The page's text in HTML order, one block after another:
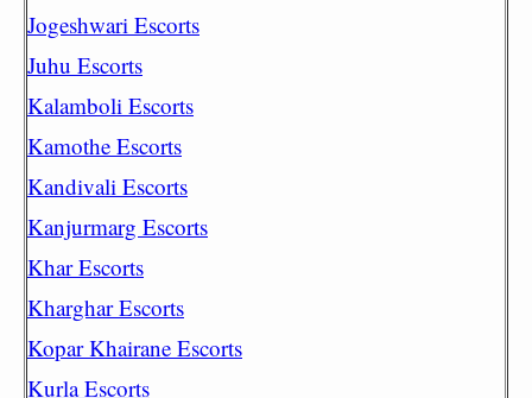
Jogeshwari Escorts
Juhu Escorts
Kalamboli Escorts
Kamothe Escorts
Kandivali Escorts
Kanjurmarg Escorts
Khar Escorts
Kharghar Escorts
Kopar Khairane Escorts
Kurla Escorts